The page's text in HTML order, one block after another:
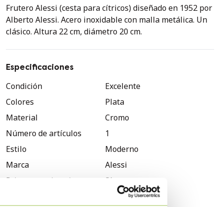
Frutero Alessi (cesta para cítricos) diseñado en 1952 por
Alberto Alessi. Acero inoxidable con malla metálica. Un
clásico. Altura 22 cm, diámetro 20 cm.
Especificaciones
Condición
Excelente
Colores
Plata
Material
Cromo
Número de artículos
1
Estilo
Moderno
Marca
Alessi
Primer propietario
Sí
22 cm